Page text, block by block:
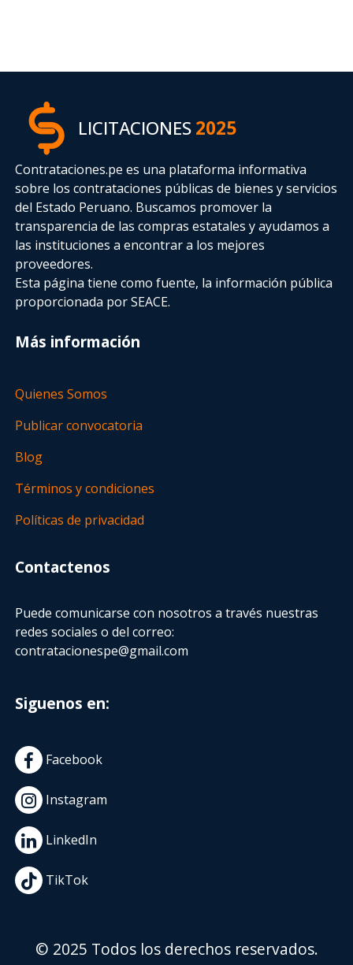
LICITACIONES2025
Contrataciones.pe es una plataforma informativa
sobre los contrataciones públicas de bienes y servicios
del Estado Peruano. Buscamos promover la
transparencia de las compras estatalesy ayudamos a
las instituciones a encontrar a los mejores
proveedores.
Esta página tiene como fuente, la información pública
proporcionada por SEACE.
Más información
Quienes Somos
Publicar convocatoria
Blog
Términos y condiciones
Políticas de privacidad
Contactenos
Puede comunicarse con nosotros a través nuestras
redes sociales o del correo:
contratacionespe@gmail.com
Siguenos en:
Facebook
Instagram
LinkedIn
TikTok
© 2025 Todos los derechos reservados.